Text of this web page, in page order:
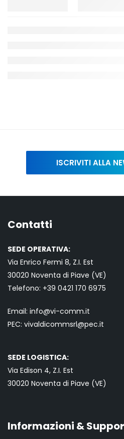
ISCRIVITI ALLA
Contatti
SEDE OPERATIVA:
Via Enrico Fermi 8, Z.I. Est
30020 Noventa di Piave (VE)
Telefono: +39 0421 170 6975
Email: info@vi-comm.it
PEC: vivaldicommsrl@pec.it
SEDE LOGISTICA:
Via Edison 4, Z.I. Est
30020 Noventa di Piave (VE)
Informazioni &